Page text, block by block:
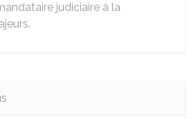
judiciaire à la